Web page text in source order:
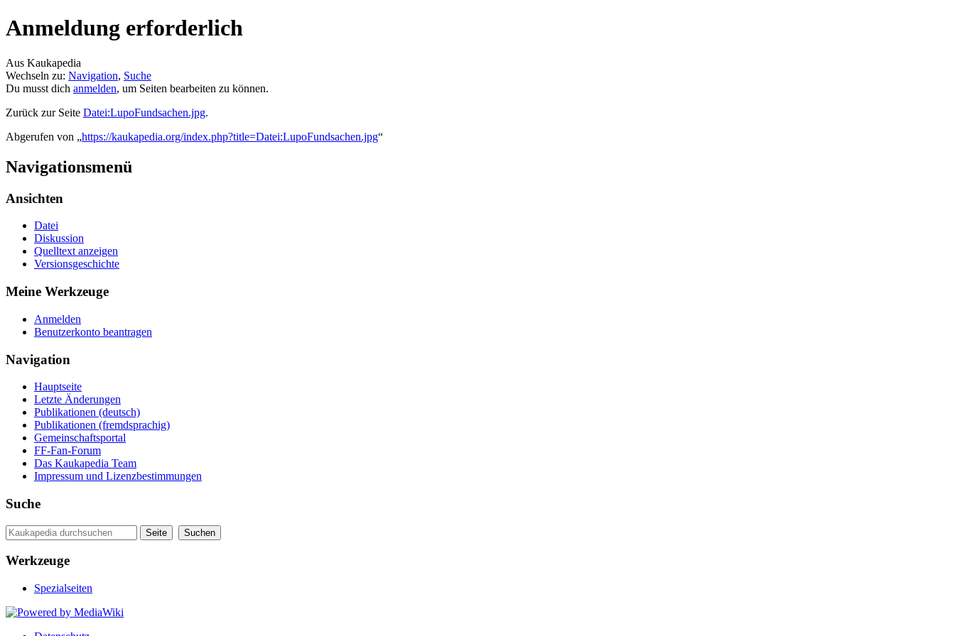
Anmeldung erforderlich
Aus Kaukapedia
Wechseln zu: Navigation, Suche
Du musst dich anmelden, um Seiten bearbeiten zu können.
Zurück zur Seite Datei:LupoFundsachen.jpg.
Abgerufen von „https://kaukapedia.org/index.php?title=Datei:LupoFundsachen.jpg“
Navigationsmenü
Ansichten
Datei
Diskussion
Quelltext anzeigen
Versionsgeschichte
Meine Werkzeuge
Anmelden
Benutzerkonto beantragen
Navigation
Hauptseite
Letzte Änderungen
Publikationen (deutsch)
Publikationen (fremdsprachig)
Gemeinschaftsportal
FF-Fan-Forum
Das Kaukapedia Team
Impressum und Lizenzbestimmungen
Suche
Werkzeuge
Spezialseiten